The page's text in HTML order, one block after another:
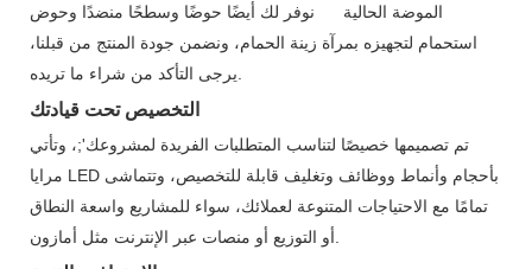
الموضة الحالية نوفر لك أيضًا حوضًا وسطحًا منضدًا وحوض
استحمام لتجهيزه بمرآة زينة الحمام، ونضمن جودة المنتج من قبلنا،
تم تصميمها خصيصًا لتناسب المتطلبات الفريدة لمشروعك';، وتأتي
مرايا LED بأحجام وأنماط ووظائف وتغليف قابلة للتخصيص، وتتماشى
تمامًا مع الاحتياجات المتنوعة لعملائك، سواء للمشاريع واسعة النطاق